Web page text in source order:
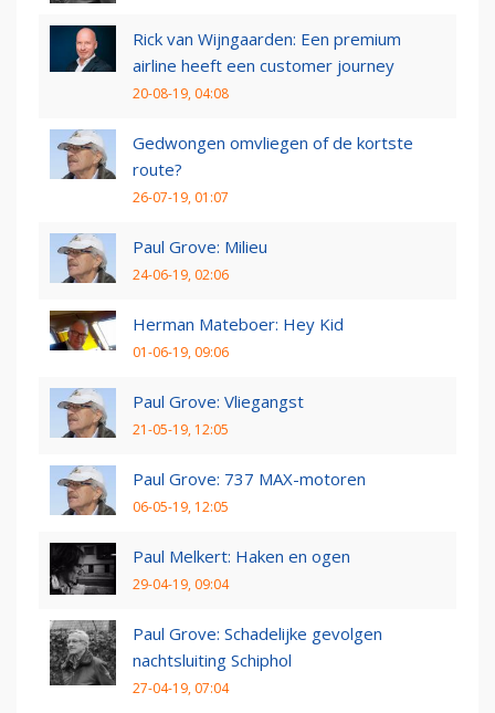
Rick van Wijngaarden: Een premium
airline heeft een customer journey
20-08-19, 04:08
Gedwongen omvliegen of de kortste
route?
26-07-19, 01:07
Paul Grove: Milieu
24-06-19, 02:06
Herman Mateboer: Hey Kid
01-06-19, 09:06
Paul Grove: Vliegangst
21-05-19, 12:05
Paul Grove: 737 MAX-motoren
06-05-19, 12:05
Paul Melkert: Haken en ogen
29-04-19, 09:04
Paul Grove: Schadelijke gevolgen
nachtsluiting Schiphol
27-04-19, 07:04